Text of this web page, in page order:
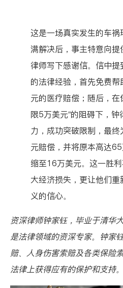
这是一场真实发生的车
满解决后，事主特意向
律师写下感谢信。信中
的法律经验，首先免费
元的医疗赔偿；随后，在
限5万美元”的阻碍下，
力，成功突破限制，最
元赔偿，并将原本高达
缩至16万美元。这一胜
大经济损失，更让他们
义的信心。
资深律师钟家钰，毕业于清华
是法律领域的资深专家。钟家
赔、人身伤害索赔及各类保险
法律上获得应有的保护和支持。